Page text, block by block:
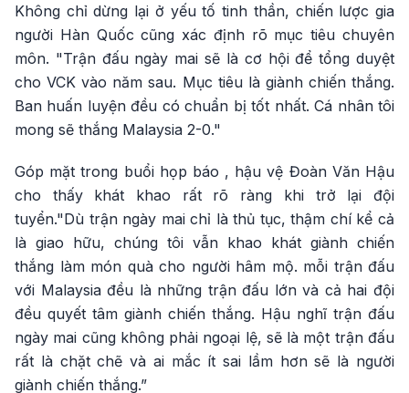
Không chỉ dừng lại ở yếu tố tinh thần, chiến lược gia
người Hàn Quốc cũng xác định rõ mục tiêu chuyên
môn. "Trận đấu ngày mai sẽ là cơ hội để tổng duyệt
cho VCK vào năm sau. Mục tiêu là giành chiến thắng.
Ban huấn luyện đều có chuẩn bị tốt nhất. Cá nhân tôi
mong sẽ thắng Malaysia 2-0."
Góp mặt trong buổi họp báo , hậu vệ Đoàn Văn Hậu
cho thấy khát khao rất rõ ràng khi trở lại đội
tuyển."Dù trận ngày mai chỉ là thủ tục, thậm chí kể cả
là giao hữu, chúng tôi vẫn khao khát giành chiến
thắng làm món quà cho người hâm mộ. mỗi trận đấu
với Malaysia đều là những trận đấu lớn và cả hai đội
đều quyết tâm giành chiến thắng. Hậu nghĩ trận đấu
ngày mai cũng không phải ngoại lệ, sẽ là một trận đấu
rất là chặt chẽ và ai mắc ít sai lầm hơn sẽ là người
giành chiến thắng.”